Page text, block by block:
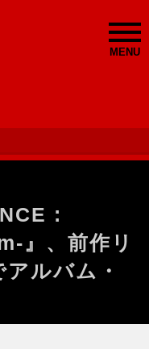
MENU
:
』、前作リ
ルバム・